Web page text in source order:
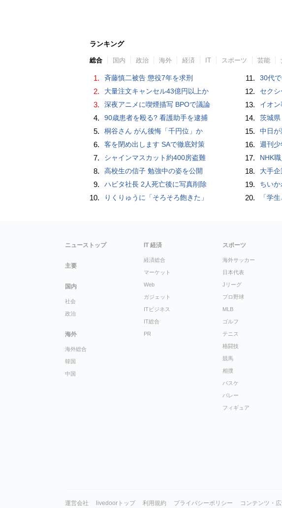
ランキング
総合 国内 政治 海外 経済 IT スポーツ 芸能
1. 斉藤慎二被告 懲役7年を求刑
2. 大量注文キャンセル43億円以上か
3. 深夜アニメに喫煙描写 BPOで議論
4. 90歳患者を殴る? 看護助手を逮捕
5. 桐谷さん がん後悔「千円位」か
6. 客を閉め出します SAで徹底対策
7. シャインマスカット約400房盗難
8. 高校生の信子 勉強中の姿を公開
9. ハビタ社長 2人死亡後に写真削除
10. りくりゅうに「そろそろ飽きた」
11. 30代
12. セク
13. イオ
14. 茨城
15. 中日
16. 週刊
17. NHK
18. 大手
19. ちいか
20. 「学
ニューストップ
主要
国内
社会
政治
海外
海外総合
韓国
中国
IT 経済
経済総合
マーケット
Web
ガジェット
ITビジネス
IT総合
PR
スポーツ
海外サッカー
日本代表
Jリーグ
プロ野球
MLB
ゴルフ
テニス
格闘技
競馬
相撲
バスケ
バレー
フィギュア
運営会社 livedoorトップ 利用規約 プライバシーポリシー コンテンツ・